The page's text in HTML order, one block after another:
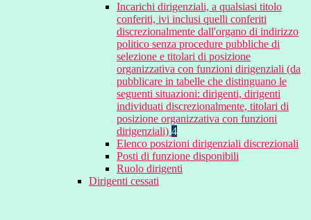
Incarichi dirigenziali, a qualsiasi titolo
conferiti, ivi inclusi quelli conferiti
discrezionalmente dall'organo di indirizzo
politico senza procedure pubbliche di
selezione e titolari di posizione
organizzativa con funzioni dirigenziali (da
pubblicare in tabelle che distinguano le
seguenti situazioni: dirigenti, dirigenti
individuati discrezionalmente, titolari di
posizione organizzativa con funzioni
dirigenziali) 4
Elenco posizioni dirigenziali discrezionali
Posti di funzione disponibili
Ruolo dirigenti
Dirigenti cessati